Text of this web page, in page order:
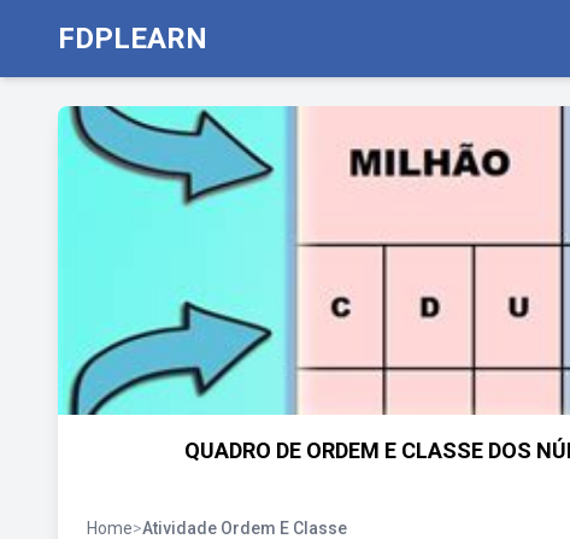
FDPLEARN
QUADRO DE ORDEM E CLASSE DOS
Home>Atividade Ordem E Classe